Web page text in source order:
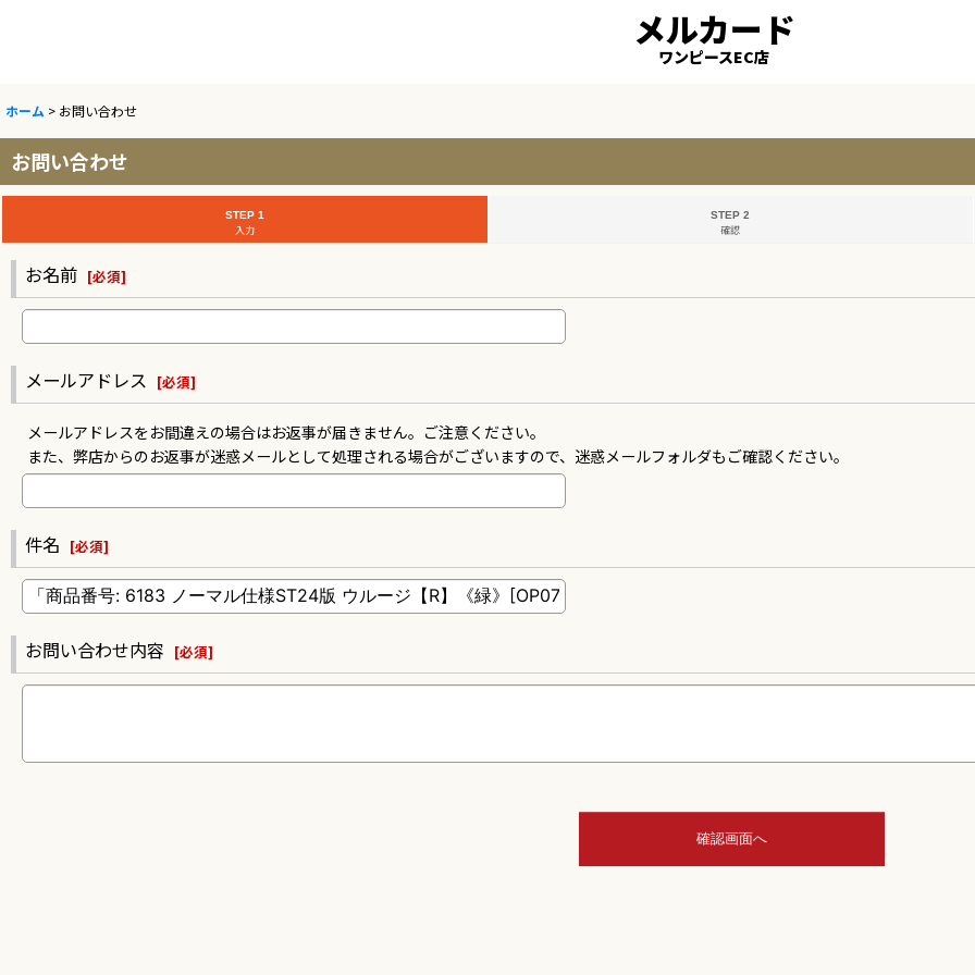
メルカード
ワンピースEC店
ホーム > お問い合わせ
お問い合わせ
STEP 1
入力
STEP 2
確認
お名前 [必須]
メールアドレス [必須]
メールアドレスをお間違えの場合はお返事が届きません。ご注意ください。
また、弊店からのお返事が迷惑メールとして処理される場合がございますので、迷惑メールフォルダもご確認ください。
件名 [必須]
お問い合わせ内容 [必須]
確認画面へ